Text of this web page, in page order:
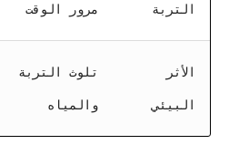
التربة مرور الوقت
الأثر
البيئي
تلوث التربة
والمياه